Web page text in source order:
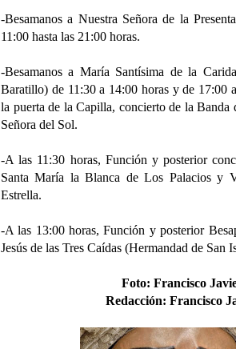
-Besamanos a Nuestra Señora de la
11:00 hasta las 21:00 horas.
-Besamanos a María Santísima de la
Baratillo) de 11:30 a 14:00 horas y de 17:00
la puerta de la Capilla, concierto de la Banda
Señora del Sol.
-A las 11:30 horas, Función y posterior
Santa María la Blanca de Los Palacios y
Estrella.
-A las 13:00 horas, Función y posterior
Jesús de las Tres Caídas (Hermandad de San
Foto: Francisco
Redacción: Francisco